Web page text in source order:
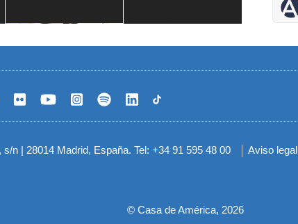
s/n | 28014 Madrid, España. Tel: +34 91 595 48 00
Menú
pie
Aviso legal
© Casa de América, 2026